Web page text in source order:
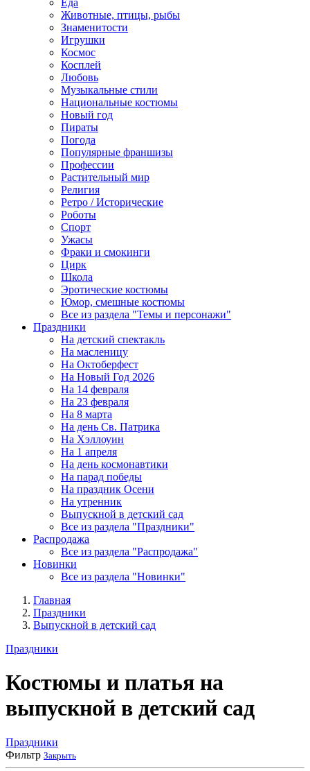
Еда
Животные, птицы, рыбы
Знаменитости
Игрушки
Космос
Косплей
Любовь
Музыкальные стили
Национальные костюмы
Новый год
Пираты
Погода
Популярные франшизы
Профессии
Растительный мир
Религия
Ретро / Исторические
Роботы
Спорт
Ужасы
Фраки и смокинги
Цирк
Школа
Эротические костюмы
Юмор, смешные костюмы
Все из раздела "Темы и персонажи"
Праздники
На детский спектакль
На масленицу
На Октоберфест
На Новый Год 2026
На 14 февраля
На 23 февраля
На 8 марта
На день Св. Патрика
На Хэллоуин
На 1 апреля
На день космонавтики
На парад победы
На праздник Осени
На утренник
Выпускной в детский сад
Все из раздела "Праздники"
Распродажа
Все из раздела "Распродажа"
Новинки
Все из раздела "Новинки"
Главная
Праздники
Выпускной в детский сад
Праздники
Костюмы и платья на
выпускной в детский сад
Праздники
Фильтр Закрыть